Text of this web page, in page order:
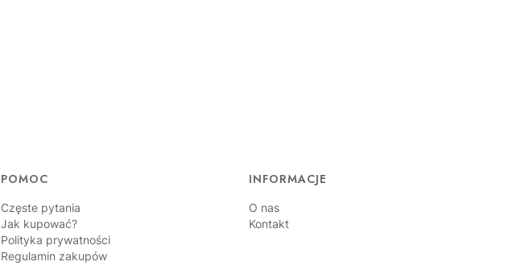
POMOC
Częste pytania
Jak kupować?
Polityka prywatności
Regulamin zakupów
INFORMACJE
O nas
Kontakt